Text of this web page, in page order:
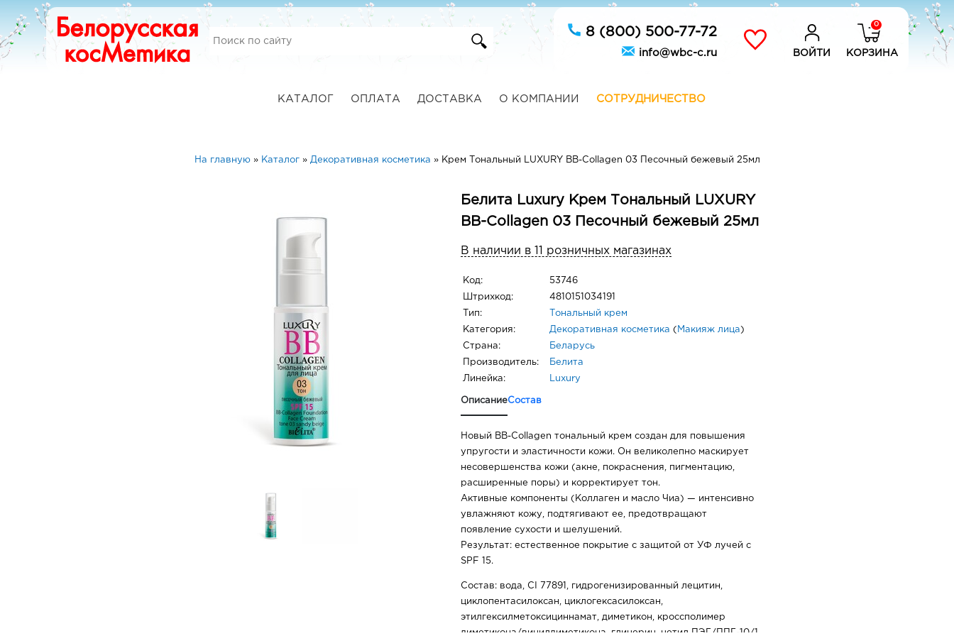
8 (800) 500-77-72
info@wbc-c.ru ВОЙТИ
0
КОРЗИНА
КАТАЛОГ ОПЛАТА ДОСТАВКА О КОМПАНИИ СОТРУДНИЧЕСТВО
На главную» Каталог» Декоративная косметика » Крем Тональный LUXURY BB-Collagen 03 Песочный бежевый 25мл
Белита Luxury Крем Тональный LUXURY
BB-Collagen 03 Песочный бежевый 25мл
В наличии в 11 розничных магазинах
Код: 53746
Штрихкод: 4810151034191
Тип: Тональный крем
Категория: Декоративная косметика ( Макияж лица )
Страна: Беларусь
Производитель: Белита
Линейка: Luxury
ОписаниеСостав
Новый BB-Collagen тональный крем создан для повышения
упругости и эластичности кожи. Он великолепно маскирует
несовершенства кожи (акне, покраснения, пигментацию,
расширенные поры) и корректирует тон.
Активные компоненты (Коллаген и масло Чиа) — интенсивно
увлажняют кожу, подтягивают ее, предотвращают
появление сухости и шелушений.
Результат: естественное покрытие c защитой от УФ лучей с
SPF 15.
Состав: вода, CI 77891, гидрогенизированный лецитин,
циклопентасилоксан, циклогексасилоксан,
этилгексилметоксициннамат, диметикон, кроссполимер
диметикона/винилдиметикона, глицерин, цетил ПЭГ/ППГ-10/1